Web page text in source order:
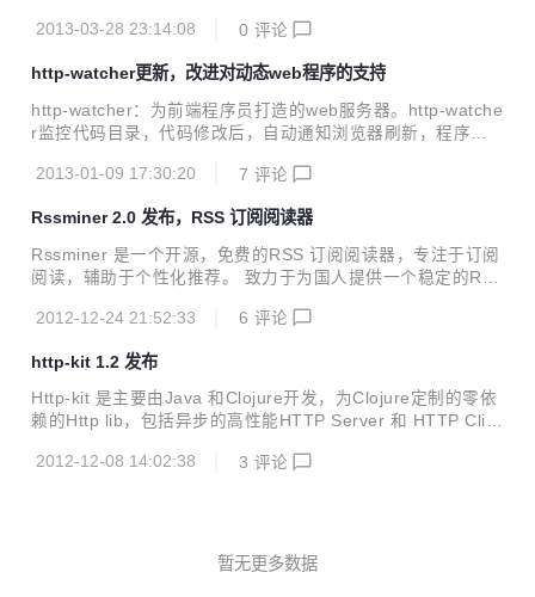
司为开发人员配备了大显示器或者多个显示器，http-watcher
进对代码目录的监控，更快的通知浏览器刷新，降低CPU的使
用率，有效监控更大的代码目录（从polling方式改为notify方
式）
2013-03-28 23:14:08 0 评论
http-watcher更新，改进对动态web程序的支持
http-watcher：为前端程序员打造的web服务器。http-watche
r监控代码目录，代码修改后，自动通知浏览器刷新，程序员
司为开发人员配备了大显示器或者多个显示器，http-watcher
过代理，透明支持（java，python，Clojure，php等）web开
发。http-watcher实时监控代码目录，发现更改后，自动通知
浏览器刷新。这一切是透明的，不需要添加或者修改任何代码
可用于scss/less 编译为css...
2013-01-09 17:30:20 7 评论
Rssminer 2.0 发布，RSS 订阅阅读器
Rssminer 是一个开源，免费的RSS 订阅阅读器，专注于订阅
阅读，辅助于个性化推荐。 致力于为国人提供一个稳定的RS
台由Clojure提供API，浏览器端JS完成渲染和路由，速度快，
际化支持，根据浏览器自动判断，中文，英文界面。 支持手机
阅读，根据浏览器自动判断出是手机访问，优化阅读体验。 性
能提升，速度更快，更稳定 增加用户提供反馈接口 很多bug
2012-12-24 21:52:33 6 评论
http-kit 1.2 发布
Http-kit 是主要由Java 和Clojure开发，为Clojure定制的零依
赖的Http lib，包括异步的高性能HTTP Server 和 HTTP Clie
处理数万个请求。 1.2 版本修改纪录： 支持HTTP长联 支持
2012-12-08 14:02:38 3 评论
暂无更多数据